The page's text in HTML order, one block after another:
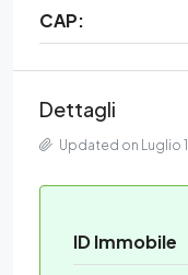
CAP:
Dettagli
Updated on Luglio
ID Immobile